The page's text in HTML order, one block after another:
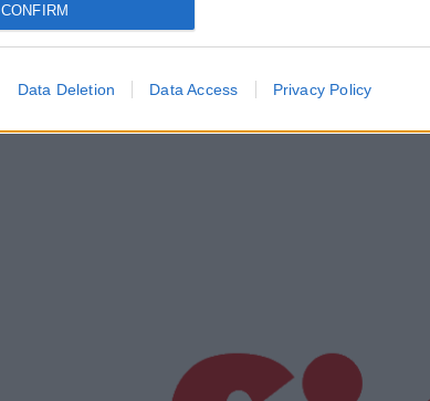
CONFIRM
Data Deletion Data Access Privacy Policy